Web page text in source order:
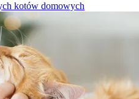
kotów domowych